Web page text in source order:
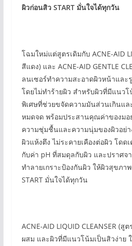
ผิวก่อนสิว START มั่นใจได้ทุกวัน
โฉมใหม่แต่สูตรเดิมกับ ACNE-AID
สีแดง) และ ACNE-AID GENTLE
ลนเซอร์ทำความสะอาดผิวหน้าและ
โดยไม่ทำร้ายผิว สำหรับผิวที่มีแนว
พิเศษที่ช่วยขจัดความมันส่วนเกินแล
หมดจด พร้อมประสานคุณค่าของมอ
ความชุ่มชื้นและความนุ่มของผิวอย่
ผิวแห้งตึง ไม่ระคายเคืองต่อผิว โดด
กับค่า pH ที่สมดุลกับผิว และปราศจ
ทำลายเกราะป้องกันผิว ให้ผิวสุขภา
START มั่นใจได้ทุกวัน
ACNE-AID LIQUID CLEANSER (
ผสม และผิวที่มีแนวโน้มเป็นสิวง่าย